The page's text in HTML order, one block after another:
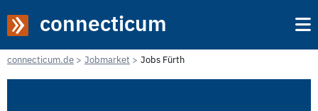
connecticum
connecticum.de Jobmarket Jobs Fürth